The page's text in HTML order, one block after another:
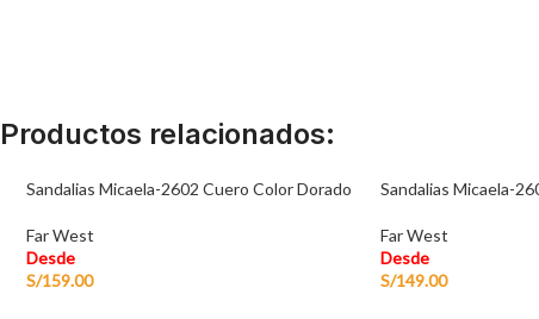
Productos relacionados:
Sandalias Micaela-2602 Cuero Color Dorado
Far West
Desde
S/159.00
Sandalias Micaela-
Far West
Desde
S/149.00